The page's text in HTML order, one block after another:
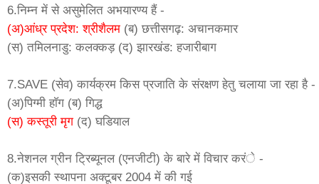
6.निम्न में से असुमेलित अभयारण्य हैं -
(अ)आंध्र प्रदेश: श्रीशैलम (ब) छत्तीसगढ़: अचानकमार
(स) तमिलनाडु: कलक्कड़ (द) झारखंड: हजारीबाग
7.SAVE (सेव) कार्यक्रम किस प्रजाति के संरक्षण हेतु चलाया जा रहा है -
(अ)पिग्मी हाॅग (ब) गिद्ध
(स) कस्तूरी मृग (द) घडियाल
8.नेशनल ग्रीन ट्रिब्यूनल (एनजीटी) के बारे में विचार करंे -
(क)इसकी स्थापना अक्टूबर 2004 में की गई